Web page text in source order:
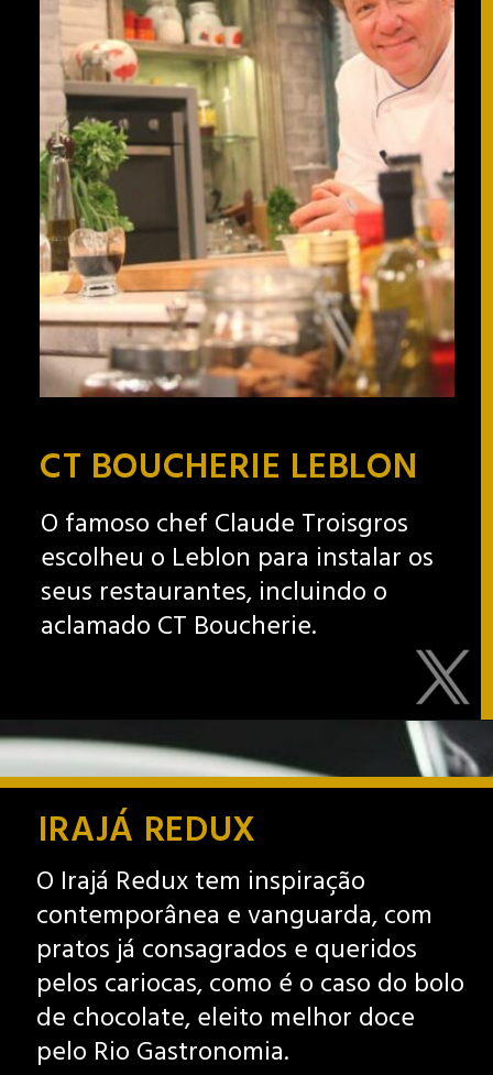
CT BOUCHERIE LEBLON
O famoso chef Claude Troisgros
escolheu o Leblon para instalar os
seus restaurantes, incluindo o
aclamado CT Boucherie.
IRAJÁ REDUX
O Irajá Redux tem inspiração
contemporânea e vanguarda, com
pratos já consagrados e queridos
pelos cariocas, como é o caso do bolo
de chocolate, eleito melhor doce
pelo Rio Gastronomia.